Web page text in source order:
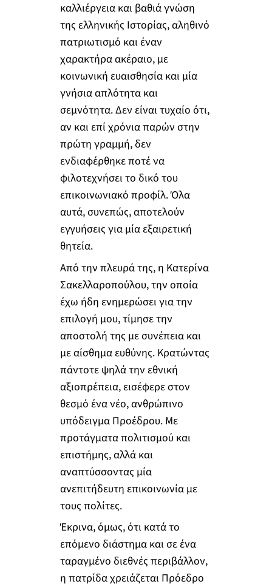
καλλιέργεια και βαθιά γνώση
της ελληνικής Ιστορίας, αληθινό
πατριωτισμό και έναν
χαρακτήρα ακέραιο, με
κοινωνική ευαισθησία και μία
γνήσια απλότητα και
σεμνότητα. Δεν είναι τυχαίο ότι,
αν και επί χρόνια παρών στην
πρώτη γραμμή, δεν
ενδιαφέρθηκε ποτέ να
φιλοτεχνήσει το δικό του
επικοινωνιακό προφίλ. Όλα
αυτά, συνεπώς, αποτελούν
εγγυήσεις για μία εξαιρετική
θητεία.
Από την πλευρά της, η Κατερίνα
Σακελλαροπούλου, την οποία
έχω ήδη ενημερώσει για την
επιλογή μου, τίμησε την
αποστολή της με συνέπεια και
με αίσθημα ευθύνης. Κρατώντας
πάντοτε ψηλά την εθνική
αξιοπρέπεια, εισέφερε στον
θεσμό ένα νέο, ανθρώπινο
υπόδειγμα Προέδρου. Με
προτάγματα πολιτισμού και
επιστήμης, αλλά και
αναπτύσσοντας μία
ανεπιτήδευτη επικοινωνία με
τους πολίτες.
Έκρινα, όμως, ότι κατά το
επόμενο διάστημα και σε ένα
ταραγμένο διεθνές περιβάλλον,
η πατρίδα χρειάζεται Πρόεδρο